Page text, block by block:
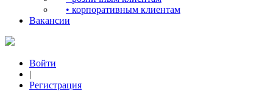
• корпоративным клиентам
Вакансии
Войти
|
Регистрация